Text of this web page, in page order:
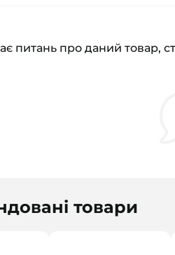
питань про даний товар,
товари